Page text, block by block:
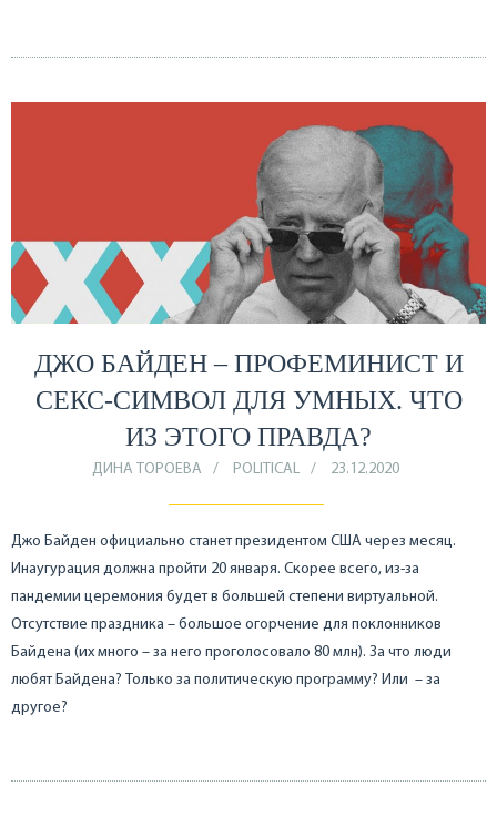
ДЖО БАЙДЕН – ПРОФЕМИНИСТ И
СЕКС-СИМВОЛ ДЛЯ УМНЫХ. ЧТО
ИЗ ЭТОГО ПРАВДА?
ДИНА ТОРОЕВА POLITICAL 23.12.2020
Джо Байден официально станет президентом США через месяц.
Инаугурация должна пройти 20 января. Скорее всего, из-за
пандемии церемония будет в большей степени виртуальной.
Отсутствие праздника – большое огорчение для поклонников
Байдена (их много – за него проголосовало 80 млн). За что люди
любят Байдена? Только за политическую программу? Или – за
другое?